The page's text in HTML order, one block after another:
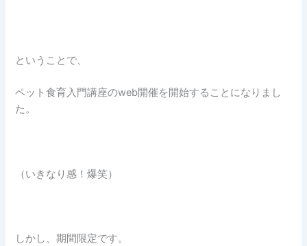
ということで、
ペット食育入門講座のweb開催を開始することになりまし
た。
（いきなり感！爆笑）
しかし、期間限定です。